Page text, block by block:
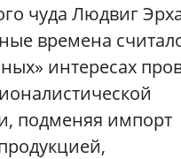
чуда Людвиг
времена
интересах
подменяя импорт